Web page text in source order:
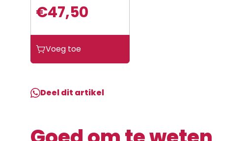
€47,50
Lichtarm
met
rechts
➢i21
DC
Voeg toe
Deel dit artikel